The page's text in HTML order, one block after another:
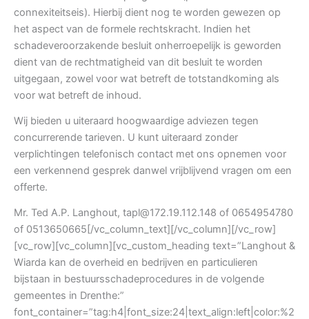
connexiteitseis). Hierbij dient nog te worden gewezen op
het aspect van de formele rechtskracht. Indien het
schadeveroorzakende besluit onherroepelijk is geworden
dient van de rechtmatigheid van dit besluit te worden
uitgegaan, zowel voor wat betreft de totstandkoming als
voor wat betreft de inhoud.
Wij bieden u uiteraard hoogwaardige adviezen tegen
concurrerende tarieven. U kunt uiteraard zonder
verplichtingen telefonisch contact met ons opnemen voor
een verkennend gesprek danwel vrijblijvend vragen om een
offerte.
Mr. Ted A.P. Langhout, tapl@172.19.112.148 of 0654954780
of 0513650665[/vc_column_text][/vc_column][/vc_row]
[vc_row][vc_column][vc_custom_heading text=”Langhout &
Wiarda kan de overheid en bedrijven en particulieren
bijstaan in bestuursschadeprocedures in de volgende
gemeentes in Drenthe:”
font_container=”tag:h4|font_size:24|text_align:left|color:%2